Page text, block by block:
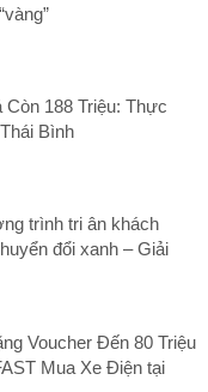
188 Triệu: Thực
Bình
trình tri ân khách
đổi xanh – Giải
gặp
Voucher Đến 80 Triệu
Mua Xe Điện tại